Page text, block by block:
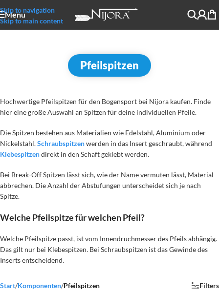
Skip to navigation
Skip to main content
Menu
Pfeilspitzen
Hochwertige Pfeilspitzen für den Bogensport bei Nijora kaufen. Finde
hier eine große Auswahl an Spitzen für deine individuellen Pfeile.
Die Spitzen bestehen aus Materialien wie Edelstahl, Aluminium oder
Nickelstahl.Schraubspitzenwerden in das Insert geschraubt, während
Klebespitzendirekt in den Schaft geklebt werden.
Bei Break-Off Spitzen lässt sich, wie der Name vermuten lässt, Material
abbrechen. Die Anzahl der Abstufungen unterscheidet sich je nach
Spitze.
Welche Pfeilspitze für welchen Pfeil?
Welche Pfeilspitze passt, ist vom Innendruchmesser des Pfeils abhängig.
Das gilt nur bei Klebespitzen. Bei Schraubspitzen ist das Gewinde des
Inserts entscheidend.
Start/Komponenten/Pfeilspitzen Filters